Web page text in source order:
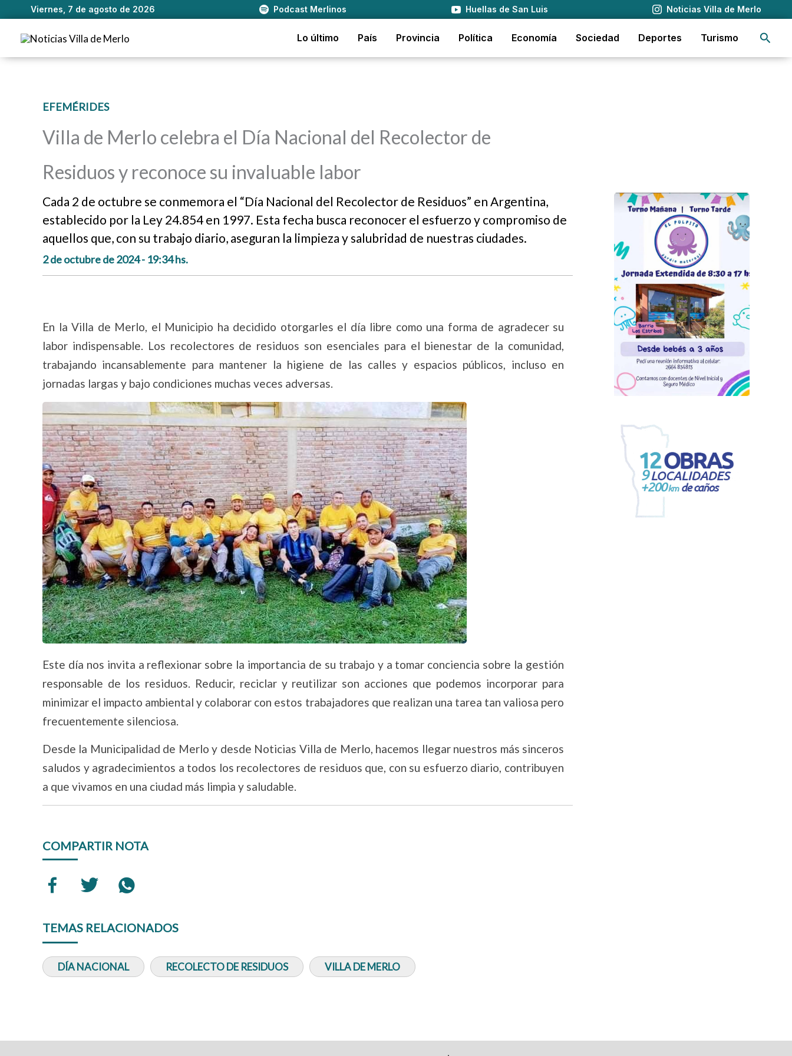
Viernes, 7 de agosto de 2026 Podcast Merlinos Huellas de San Luis Noticias Villa de Merlo
contenido
Lo último País Provincia Política Economía Sociedad Deportes Turismo
EFEMÉRIDES
Villa de Merlo celebra el Día Nacional del Recolector de
Residuos y reconoce su invaluable labor
Cada 2 de octubre se conmemora el “Día Nacional del Recolector de Residuos” en Argentina,
establecido por la Ley 24.854 en 1997. Esta fecha busca reconocer el esfuerzo y compromiso de
aquellos que, con su trabajo diario, aseguran la limpieza y salubridad de nuestras ciudades.
2 de octubre de 2024 - 19:34 hs.
En la Villa de Merlo, el Municipio ha decidido otorgarles el día libre como una forma de agradecer su
labor indispensable. Los recolectores de residuos son esenciales para el bienestar de la comunidad,
trabajando incansablemente para mantener la higiene de las calles y espacios públicos, incluso en
jornadas largas y bajo condiciones muchas veces adversas.
Este día nos invita a reflexionar sobre la importancia de su trabajo y a tomar conciencia sobre la gestión
responsable de los residuos. Reducir, reciclar y reutilizar son acciones que podemos incorporar para
minimizar el impacto ambiental y colaborar con estos trabajadores que realizan una tarea tan valiosa pero
frecuentemente silenciosa.
Desde la Municipalidad de Merlo y desde Noticias Villa de Merlo, hacemos llegar nuestros más sinceros
saludos y agradecimientos a todos los recolectores de residuos que, con su esfuerzo diario, contribuyen
a que vivamos en una ciudad más limpia y saludable.
COMPARTIR NOTA
TEMAS RELACIONADOS
DÍA NACIONAL RECOLECTO DE RESIDUOS VILLA DE MERLO